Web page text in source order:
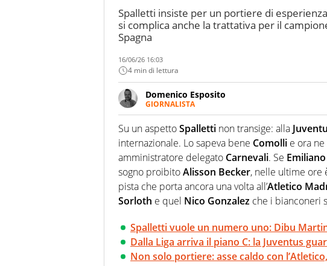
Spalletti insiste per un portiere di
si complica anche la trattativa per il
Spagna
16/06/26 16:03
4 min di lettura
Domenico Esposito
GIORNALISTA
Da vent’anni in campo e sul campo per
Passione smisurata per il calcio e per la
guai a dirgli di no
Su un aspettoSpalletti non transige: alla
internazionale. Lo sapeva bene Comolli e ora
amministratore delegato Carnevali. Se
sogno proibitoAlisson Becker, nelle ultime ore
pista che porta ancora una volta all’Atletico
Sorloth e quel Nico Gonzalez che i bianconeri
Spalletti vuole un numero uno: Dibu
Dalla Liga arriva il piano C: la Juventus
Non solo portiere: asse caldo con